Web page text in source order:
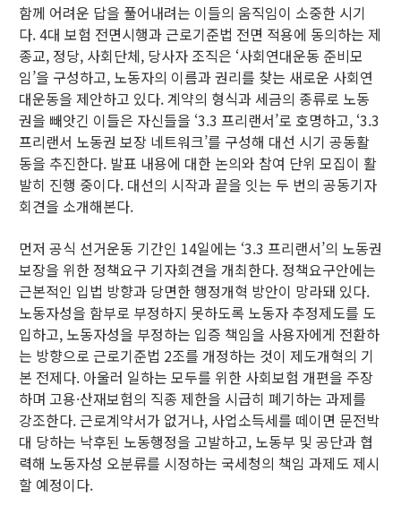
함께 어려운 답을 풀어내려는 이들의 움직임이 소중한 시기
다. 4대 보험 전면시행과 근로기준법 전면 적용에 동의하는 제
종교, 정당, 사회단체, 당사자 조직은 ‘사회연대운동 준비모
임’을 구성하고, 노동자의 이름과 권리를 찾는 새로운 사회연
대운동을 제안하고 있다. 계약의 형식과 세금의 종류로 노동
권을 빼앗긴 이들은 자신들을 ‘3.3 프리랜서’로 호명하고, ‘3.3
프리랜서 노동권 보장 네트워크’를 구성해 대선 시기 공동활
동을 추진한다. 발표 내용에 대한 논의와 참여 단위 모집이 활
발히 진행 중이다. 대선의 시작과 끝을 잇는 두 번의 공동기자
회견을 소개해본다.
먼저 공식 선거운동 기간인 14일에는 ‘3.3 프리랜서’의 노동권
보장을 위한 정책요구 기자회견을 개최한다. 정책요구안에는
근본적인 입법 방향과 당면한 행정개혁 방안이 망라돼 있다.
노동자성을 함부로 부정하지 못하도록 노동자 추정제도를 도
입하고, 노동자성을 부정하는 입증 책임을 사용자에게 전환하
는 방향으로 근로기준법 2조를 개정하는 것이 제도개혁의 기
본 전제다. 아울러 일하는 모두를 위한 사회보험 개편을 주장
하며 고용·산재보험의 직종 제한을 시급히 폐기하는 과제를
강조한다. 근로계약서가 없거나, 사업소득세를 떼이면 문전박
대 당하는 낙후된 노동행정을 고발하고, 노동부 및 공단과 협
력해 노동자성 오분류를 시정하는 국세청의 책임 과제도 제시
할 예정이다.